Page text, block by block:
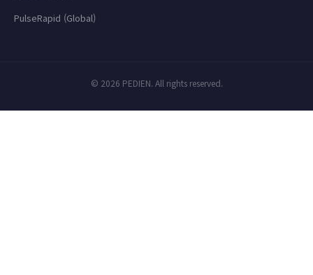
PulseRapid (Global)
© 2026 PEDIEN. All rights reserved.